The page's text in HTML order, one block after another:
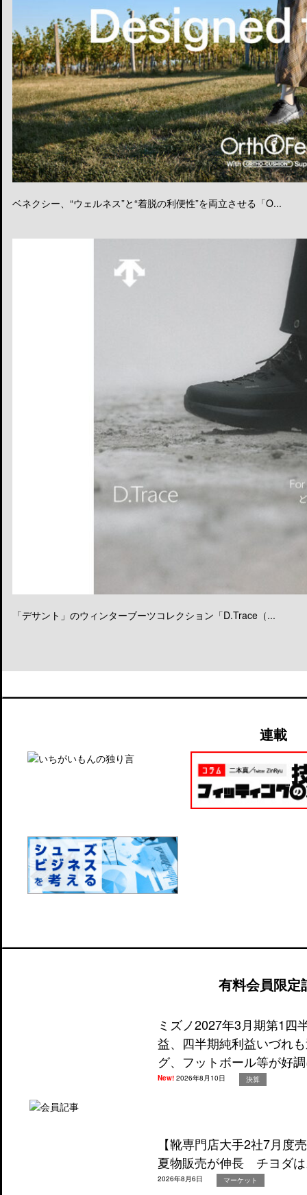
ベネクシー、“ウェルネス”と“着脱の利便性”を両立させる「O...
「デサント」のウィンターブーツコレクション「D.Trace（...
連載
有料会員限定
ミズノ2027年3月期第1四
益、四半期純利益いづれ
グ、フットボール等が好
New!2026年8月10日 決算
【靴専門店大手2社7月度
夏物販売が伸長 チヨダ
2026年8月6日 マーケット